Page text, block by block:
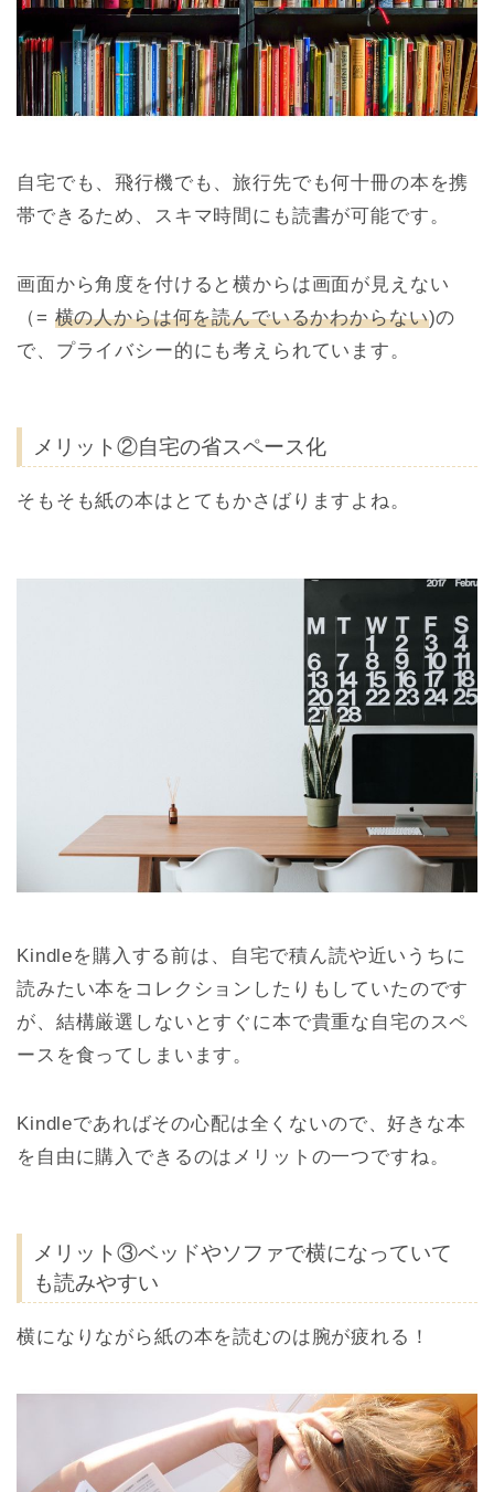
自宅でも、飛行機でも、旅行先でも何十冊の本を携
帯できるため、スキマ時間にも読書が可能です。
画面から角度を付けると横からは画面が見えない
（= 横の人からは何を読んでいるかわからない)の
で、プライバシー的にも考えられています。
メリット②自宅の省スペース化
そもそも紙の本はとてもかさばりますよね。
Kindleを購入する前は、自宅で積ん読や近いうちに
読みたい本をコレクションしたりもしていたのです
が、結構厳選しないとすぐに本で貴重な自宅のスペ
ースを食ってしまいます。
Kindleであればその心配は全くないので、好きな本
を自由に購入できるのはメリットの一つですね。
メリット③ベッドやソファで横になっていて
も読みやすい
横になりながら紙の本を読むのは腕が疲れる！